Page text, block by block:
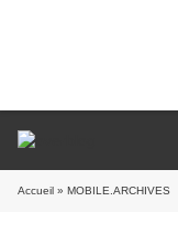
Accueil » MOBILE.ARCHIVES